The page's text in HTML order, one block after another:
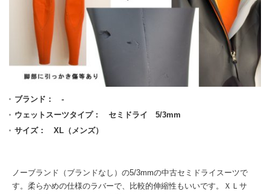
ブランド： -
ウェットスーツタイプ： セミドライ 5/3mm
サイズ： XL（メンズ）
ノーブランド（ブランドなし）の5/3mmの中古セミドライスーツで
す。柔らかめの仕様のラバーで、比較的伸縮性もいいです。ＸＬサ